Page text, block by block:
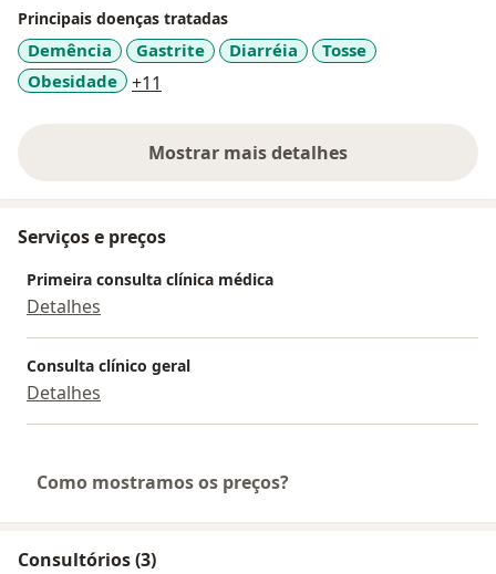
Principais doenças tratadas
Demência Gastrite Diarréia
Tosse
Obesidade
+11
Mostrar mais detalhes
sobre a experiência
Serviços e preços
Primeira consulta clínica médica
Detalhes
Consulta clínico geral
Detalhes
Como mostramos os preços?
Consultórios (3)